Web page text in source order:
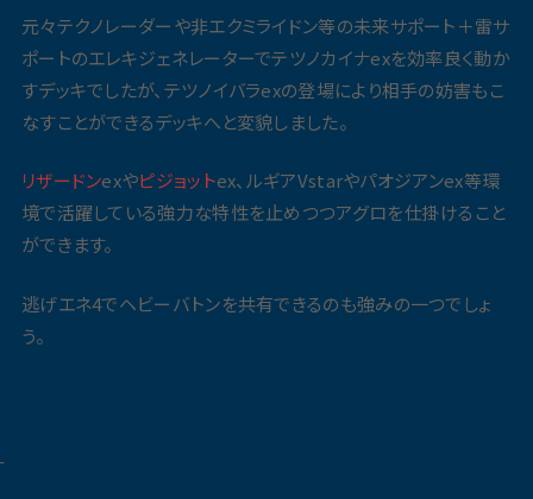
元々テクノレーダーや非エクミライドン等の未来サポート＋雷サ
ポートのエレキジェネレーターでテツノカイナexを効率良く動か
すデッキでしたが、テツノイバラexの登場により相手の妨害もこ
なすことができるデッキへと変貌しました。
リザードンexやピジョットex、ルギアVstarやパオジアンex等環
境で活躍している強力な特性を止めつつアグロを仕掛けること
ができます。
逃げエネ4でヘビーバトンを共有できるのも強みの一つでしょ
う。